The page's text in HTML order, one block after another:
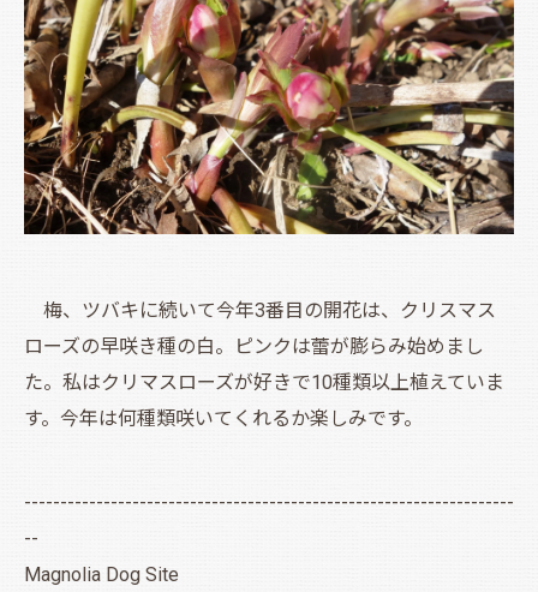
梅、ツバキに続いて今年3番目の開花は、クリスマス
ローズの早咲き種の白。ピンクは蕾が膨らみ始めまし
た。私はクリマスローズが好きで10種類以上植えていま
す。今年は何種類咲いてくれるか楽しみです。
--------------------------------------------------------------------
--
Magnolia Dog Site